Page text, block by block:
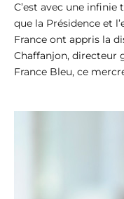
C’est avec une
que la Présidence et
France ont appris la
Chaffanjon, directeur
France Bleu, ce